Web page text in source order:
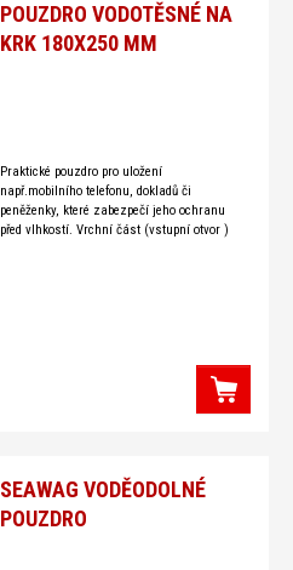
POUZDRO VODOTĚSNÉ NA
KRK 180X250 MM
Praktické pouzdro pro uložení
např.mobilního telefonu, dokladů či
peněženky, které zabezpečí jeho ochranu
před vlhkostí. Vrchní část (vstupní otvor )
SEAWAG VODĚODOLNÉ
POUZDRO